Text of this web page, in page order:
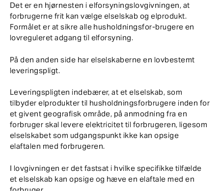
Det er en hjørnesten i elforsyningslovgivningen, at
forbrugerne frit kan vælge elselskab og elprodukt.
Formålet er at sikre alle husholdningsfor-brugere en
lovreguleret adgang til elforsyning.
På den anden side har elselskaberne en lovbestemt
leveringspligt.
Leveringspligten indebærer, at et elselskab, som
tilbyder elprodukter til husholdningsforbrugere inden for
et givent geografisk område, på anmodning fra en
forbruger skal levere elektricitet til forbrugeren, ligesom
elselskabet som udgangspunkt ikke kan opsige
elaftalen med forbrugeren.
I lovgivningen er det fastsat i hvilke specifikke tilfælde
et elselskab kan opsige og hæve en elaftale med en